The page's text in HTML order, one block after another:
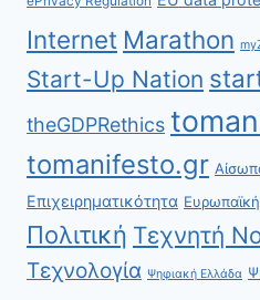
Internet Marathon
Start-Up Nation
theGDPRethics
tomanifesto.gr
Επιχειρηματικότητα
Πολιτική Τεχνητή
Τεχνολογία Ψηφιακή Ελλάδα